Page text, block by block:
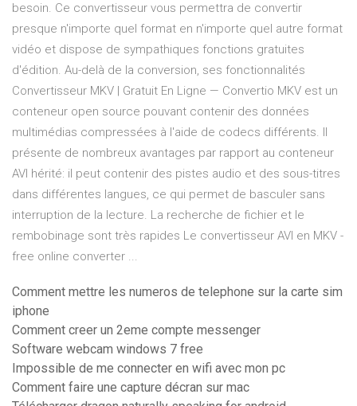
besoin. Ce convertisseur vous permettra de convertir
presque n'importe quel format en n'importe quel autre format
vidéo et dispose de sympathiques fonctions gratuites
d'édition. Au-delà de la conversion, ses fonctionnalités
Convertisseur MKV | Gratuit En Ligne — Convertio MKV est un
conteneur open source pouvant contenir des données
multimédias compressées à l'aide de codecs différents. Il
présente de nombreux avantages par rapport au conteneur
AVI hérité: il peut contenir des pistes audio et des sous-titres
dans différentes langues, ce qui permet de basculer sans
interruption de la lecture. La recherche de fichier et le
rembobinage sont très rapides Le convertisseur AVI en MKV -
free online converter ...
Comment mettre les numeros de telephone sur la carte sim
iphone
Comment creer un 2eme compte messenger
Software webcam windows 7 free
Impossible de me connecter en wifi avec mon pc
Comment faire une capture décran sur mac